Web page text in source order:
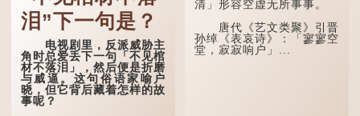
未能考取功名，仍然贫困，
感到十分落泊。于是，道士
拿出一个青瓷枕头，让卢姓
书生睡一睡，便能满足他希
望得到荣华富贵的愿望。
这时，...
泪”下一句是？
电视剧里，反派威胁主
角时总爱丢下一句「不见棺
材不落泪」，然后便是折磨
与威逼。这句俗语家喻户
晓，但它背后藏着怎样的故
事呢？
清」形容空虚无所事事。
唐代《艺文类聚》引晋
孙绰《表哀诗》：「寥寥空
堂，寂寂响户」...